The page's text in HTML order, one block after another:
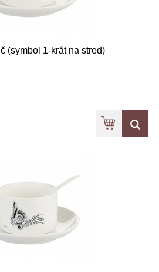
(symbol 1-krát na stred)